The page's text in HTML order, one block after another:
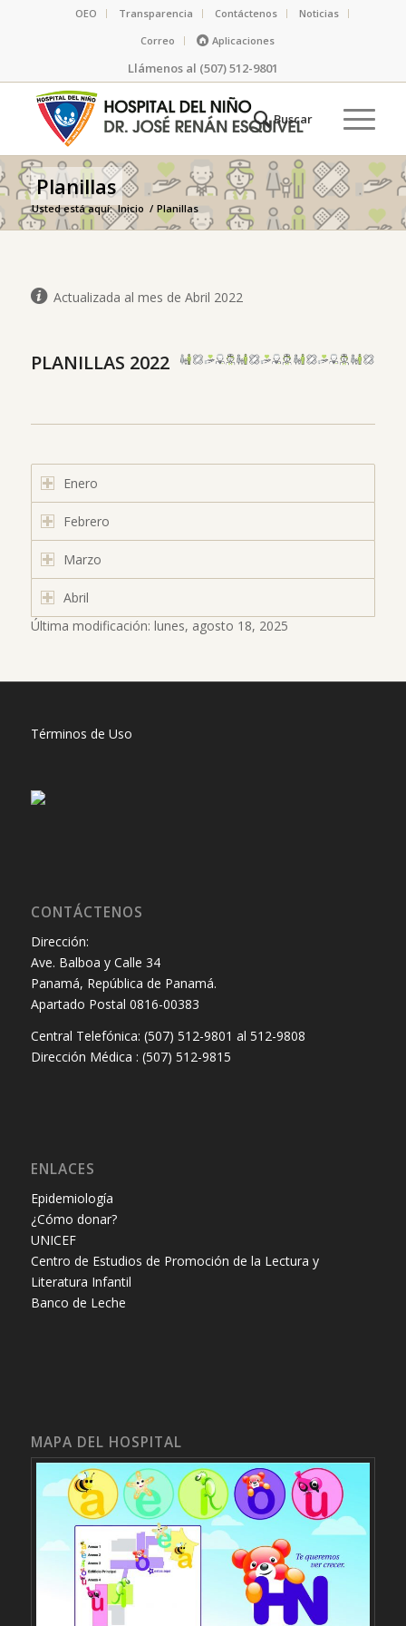
OEO Transparencia Contáctenos
Noticias
Correo
Aplicaciones
Llámenos al (507) 512-9801
Planillas
Usted está aquí: Inicio / Planillas
Actualizada al mes de Abril 2022
PLANILLAS 2022
Enero
Febrero
Marzo
Abril
Última modificación: lunes, agosto 18, 2025
Términos de Uso
CONTÁCTENOS
Dirección:
Ave. Balboa y Calle 34
Panamá, República de Panamá.
Apartado Postal 0816-00383
Central Telefónica: (507) 512-9801 al 512-9808
Dirección Médica : (507) 512-9815
ENLACES
Epidemiología
¿Cómo donar?
UNICEF
Centro de Estudios de Promoción de la Lectura y
Literatura Infantil
Banco de Leche
MAPA DEL HOSPITAL